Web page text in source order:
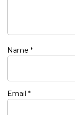
Name *
Email *